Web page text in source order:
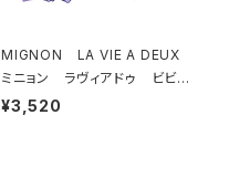
MIGNON LA VIE A DEUX
ミニョン ラヴィアドゥ ビビア
ーナ ブラジャー（ヴィオレッタ）
¥3,520